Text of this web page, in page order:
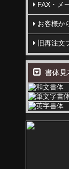
FAX・メ
お客様か
旧再注文
書体見